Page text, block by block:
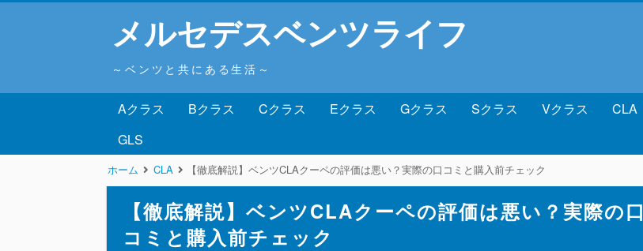
メルセデスベンツライフ
～ベンツと共にある生活～
Aクラス Bクラス Cクラス Eクラス Gクラス Sクラス Vクラス CLA
GLS
ホーム CLA 【徹底解説】ベンツCLAクーペの評価は悪い？実際の口コミと購入前チェック
【徹底解説】ベンツCLAクーペの評価は悪い？実際の口
コミと購入前チェック